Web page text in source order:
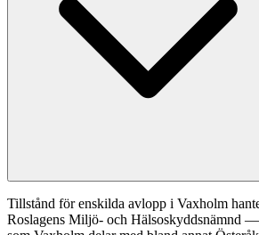
Tillstånd för enskilda avlopp i Vaxholm
Roslagens Miljö- och Hälsoskyddsnämnd —